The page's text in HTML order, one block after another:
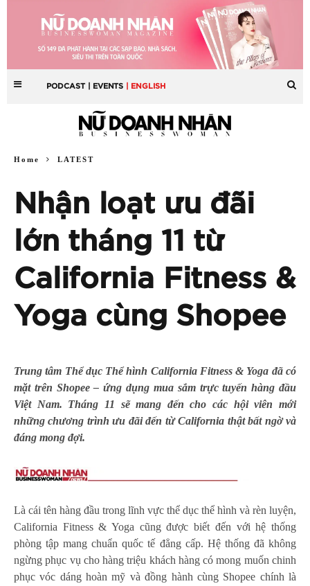
PODCAST | EVENTS | ENGLISH
Home LATEST
Nhận loạt ưu đãi
lớn tháng 11 từ
California Fitness &
Yoga cùng Shopee
Trung tâm Thể dục Thể hình California Fitness & Yoga đã có
mặt trên Shopee – ứng dụng mua sắm trực tuyến hàng đầu
Việt Nam. Tháng 11 sẽ mang đếncho các hội viên mới
những chương trình ưu đãi đến từ California thật bất ngờvà
đáng mong đợi.
Là cái tên hàng đầu trong lĩnh vực thể dục thể hình và rèn luyện,
California Fitness & Yoga cũng được biết đến với hệ thống
phòng tập mang chuẩn quốc tế đẳng cấp. Hệ thống đã không
ngừng phục vụ cho hàng triệu khách hàng có mong muốn chinh
phục vóc dáng hoàn mỹ và đồng hành cùng Shopee chính là